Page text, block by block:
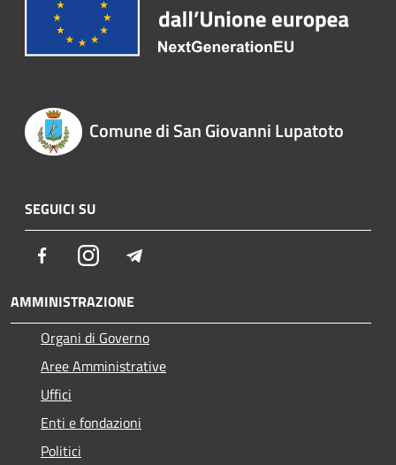
Comune di San Giovanni Lupatoto
SEGUICI SU
FacebookInstagram
AMMINISTRAZIONE
Organi di Governo
Aree Amministrative
Uffici
Enti e fondazioni
Politici